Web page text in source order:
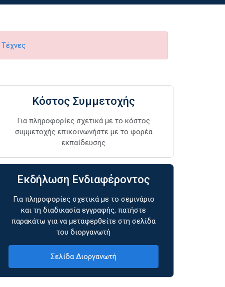
Τέχνες
Κόστος Συμμετοχής
Για πληροφορίες σχετικά με το κόστος
συμμετοχής επικοινωνήστε με το φορέα
εκπαίδευσης
Εκδήλωση Ενδιαφέροντος
Για πληροφορίες σχετικά με το σεμινάριο
και τη διαδικασία εγγραφής, πατήστε
παρακάτω για να μεταφερθείτε στη σελίδα
του διοργανωτή
Σελίδα Διοργανωτή